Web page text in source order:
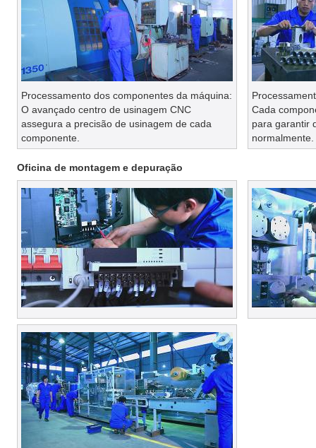
Processamento dos componentes da máquina:
O avançado centro de usinagem CNC
assegura a precisão de usinagem de cada
componente.
Cada
para garantir
normalmente.
Oficina de montagem e depuração